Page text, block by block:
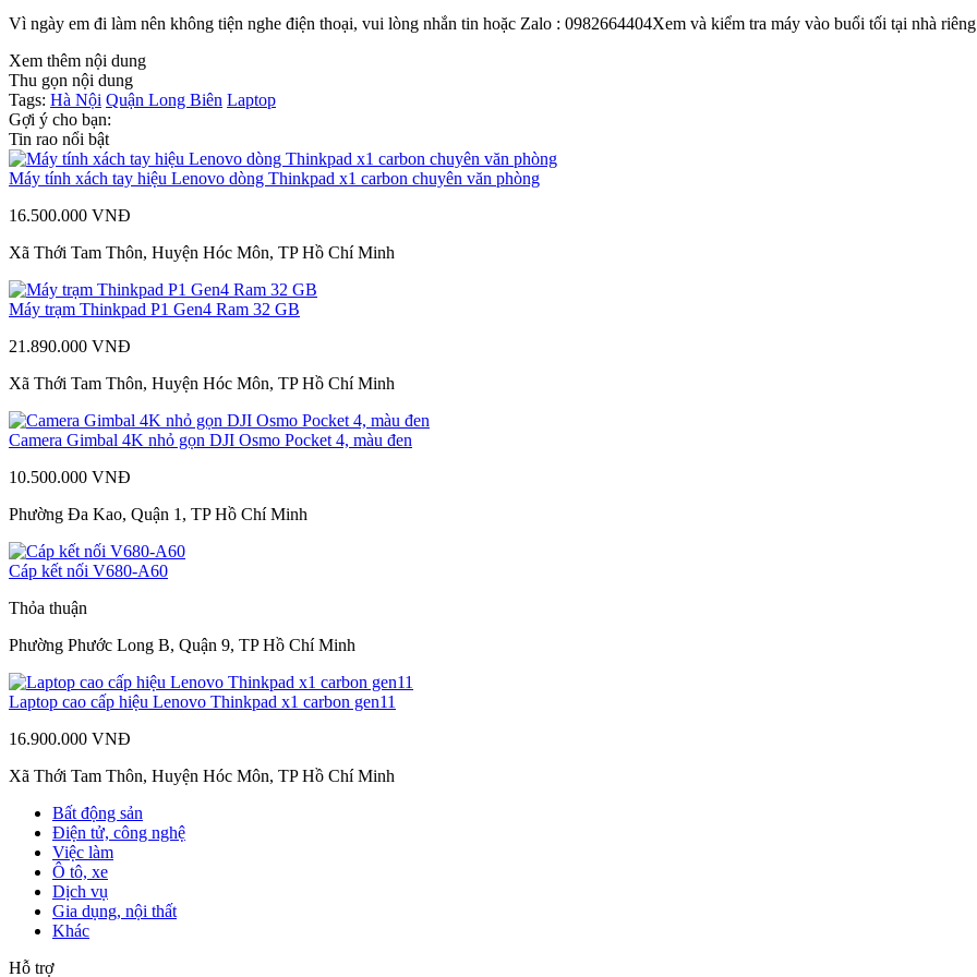
Vì ngày em đi làm nên không tiện nghe điện thoại, vui lòng nhắn tin hoặc Zalo : 0982664404Xem và kiểm tra máy vào buổi tối tại nhà riêng
Xem thêm nội dung
Thu gọn nội dung
Tags: Hà Nội Quận Long Biên Laptop
Gợi ý cho bạn:
Tin rao nổi bật
Máy tính xách tay hiệu Lenovo dòng Thinkpad x1 carbon chuyên văn phòng
16.500.000 VNĐ
Xã Thới Tam Thôn, Huyện Hóc Môn, TP Hồ Chí Minh
Máy trạm Thinkpad P1 Gen4 Ram 32 GB
21.890.000 VNĐ
Xã Thới Tam Thôn, Huyện Hóc Môn, TP Hồ Chí Minh
Camera Gimbal 4K nhỏ gọn DJI Osmo Pocket 4, màu đen
10.500.000 VNĐ
Phường Đa Kao, Quận 1, TP Hồ Chí Minh
Cáp kết nối V680-A60
Thỏa thuận
Phường Phước Long B, Quận 9, TP Hồ Chí Minh
Laptop cao cấp hiệu Lenovo Thinkpad x1 carbon gen11
16.900.000 VNĐ
Xã Thới Tam Thôn, Huyện Hóc Môn, TP Hồ Chí Minh
Bất động sản
Điện tử, công nghệ
Việc làm
Ô tô, xe
Dịch vụ
Gia dụng, nội thất
Khác
Hỗ trợ